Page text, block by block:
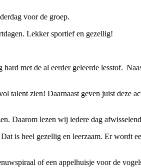
voor de groep.
Lekker sportief en gezellig!
met de al eerder geleerde lesstof.
talent zien! Daarnaast geven juist deze
Daarom lezen wij iedere dag
is heel gezellig en leerzaam. Er wordt
of een appelhuisje voor de